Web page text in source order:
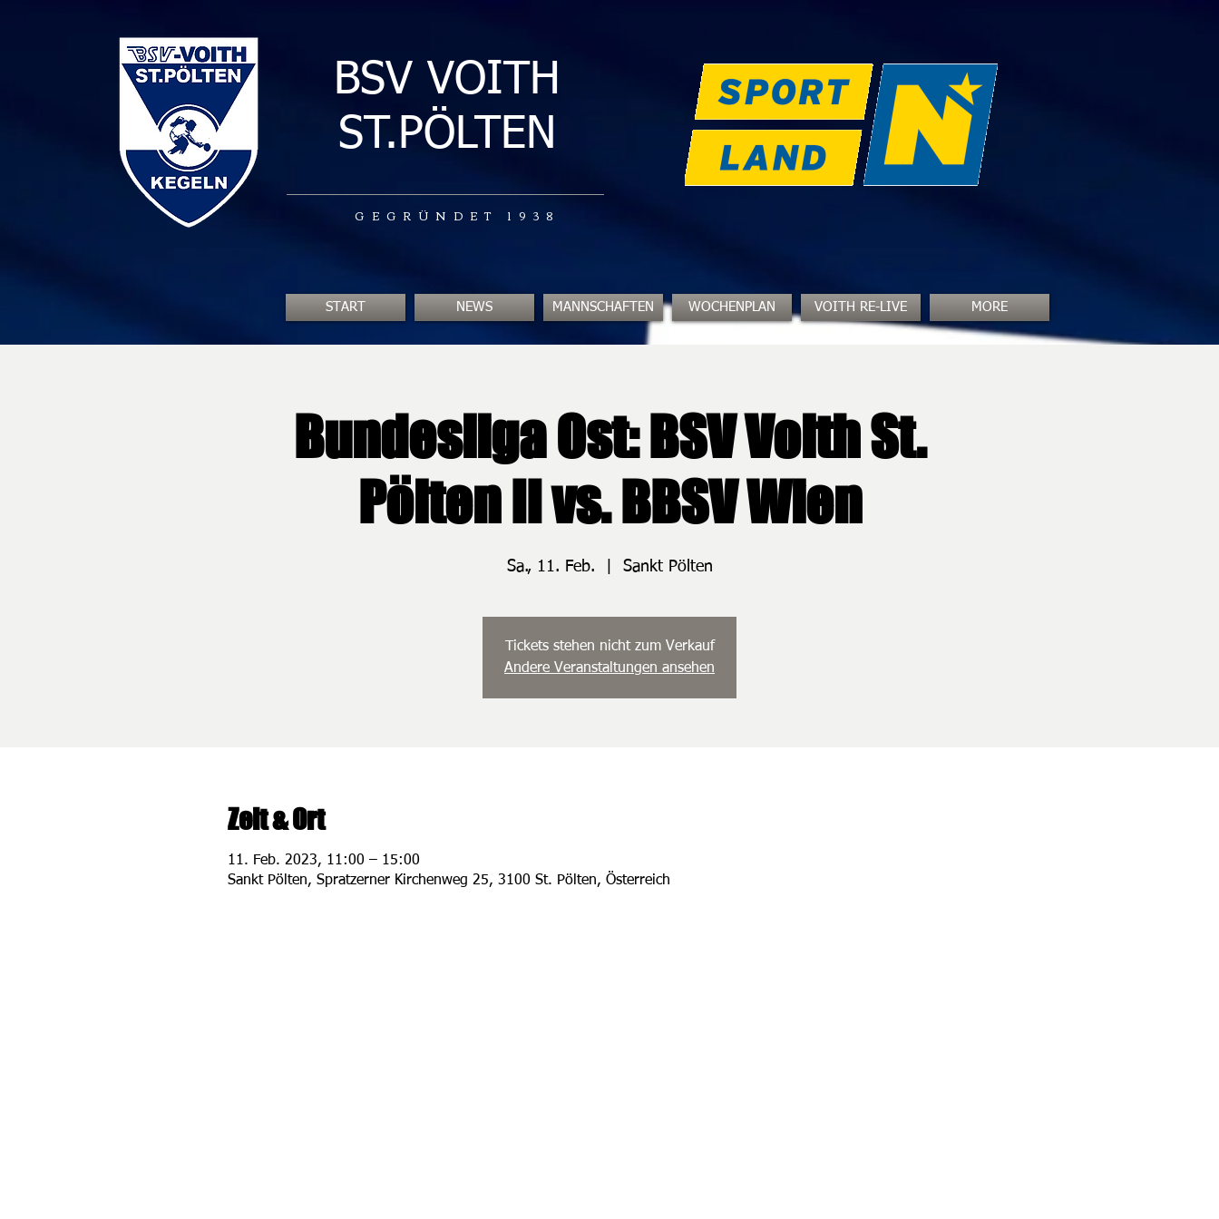
BSV VOITH
ST.PÖLTEN
GEGRÜNDET 1938
START NEWS MANNSCHAFTEN WOCHENPLAN VOITH RE-LIVE MORE
Bundesliga Ost: BSV Voith St.
Pölten II vs. BBSV Wien
Sa., 11. Feb. Sankt Pölten
Tickets stehen nicht zum Verkauf
Andere Veranstaltungen ansehen
Zeit & Ort
11. Feb. 2023, 11:00 – 15:00
Sankt Pölten, Spratzerner Kirchenweg 25, 3100 St. Pölten, Österreich